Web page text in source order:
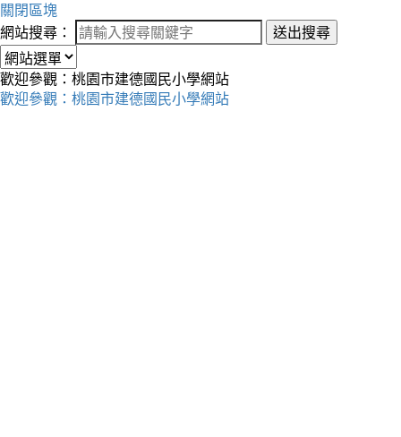
關閉區塊
網站搜尋：
送出搜尋
歡迎參觀：桃園市建德國民小學網站
歡迎參觀：桃園市建德國民小學網站